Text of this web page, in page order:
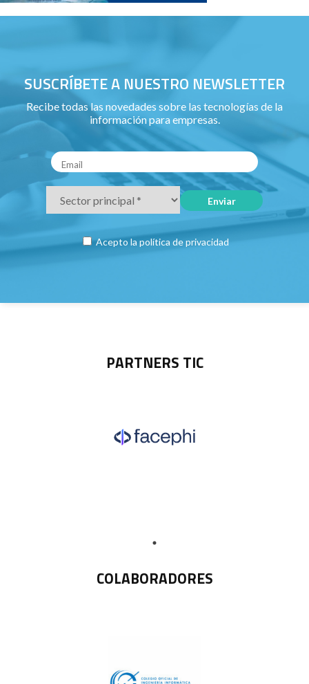
SUSCRÍBETE A NUESTRO NEWSLETTER
Recibe todas las novedades sobre las tecnologías de la
información para empresas.
Acepto la política de privacidad
PARTNERS TIC
COLABORADORES